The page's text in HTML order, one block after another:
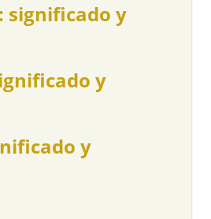
significado y
y
y